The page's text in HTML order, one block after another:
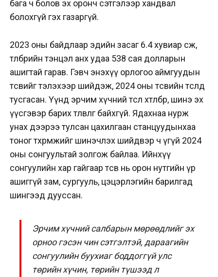
бага ч болов эх оронч сэтгэлээр хандвал
болохгүй гэх газаргүй.
2023 оны байдлаар эдийн засаг 6.4 хувиар өсөж,
төлбөрийн тэнцэл анх удаа 538 сая долларын
ашигтай гарав. Гэвч энэхүү орлогоо аймгуудын
төсвийг тэлэхээр шийдэж, 2024 оны төсвийн төсөлдөө
тусгасан. Үүнд эрчим хүчний төсөл хөтөлбөр, шинэ эх
үүсгэвэр барих төлөвлөгөө байхгүй. Ядахнаа нурж
унах дээрээ тулсан цахилгаан станцуудынхаа
тоног төхөөрөмжийг шинэчлэх шийдвэр ч үгүй 2024
оны сонгуультай золгож байлаа. Ийнхүү
сонгуулийн хар гайгаар төсөв нь орон нутгийн үр
ашиггүй зам, сургууль, цэцэрлэгийн барилгад
шингээд дууссан.
Эрчим хүчний салбарын мөрөөдлийг эх
орноо гэсэн чин сэтгэлтэй, дараагийн
сонгуулийн буухиаг боддоггүй улс
төрийн хүчин, төрийн түшээд л